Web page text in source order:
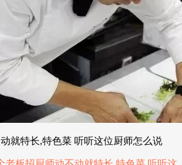
就特长,特色菜 听听这位厨师怎么说